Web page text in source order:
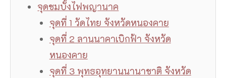
จุดชมบั้งไฟพญานาค
จุดที่ 1 วัดไทย จังหวัดหนองคาย
จุดที่ 2 ลานนาคาเบิกฟ้า จังหวัด
หนองคาย
จุดที่ 3 พุทธอุทยานนานาชาติ จังหวัด